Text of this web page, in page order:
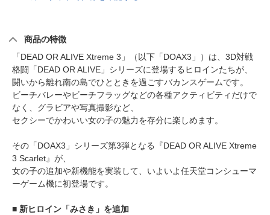
商品の特徴
「DEAD OR ALIVE Xtreme 3」（以下「DOAX3」）は、3D対戦
格闘「DEAD OR ALIVE」シリーズに登場するヒロインたちが、
闘いから離れ南の島でひとときを過ごすバカンスゲームです。
ビーチバレーやビーチフラッグなどの各種アクティビティだけで
なく、グラビアや写真撮影など、
セクシーでかわいい女の子の魅力を存分に楽しめます。
その「DOAX3」シリーズ第3弾となる『DEAD OR ALIVE Xtreme
3 Scarlet』が、
女の子の追加や新機能を実装して、いよいよ任天堂コンシューマ
ーゲーム機に初登場です。
■ 新ヒロイン「みさき」を追加